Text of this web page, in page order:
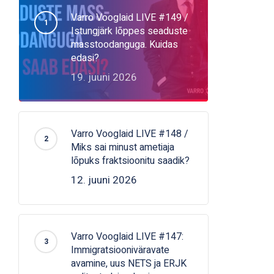
Varro Vooglaid LIVE #149 /
Istungjärk lõppes seaduste
masstoodanguga. Kuidas
edasi?
19. juuni 2026
Varro Vooglaid LIVE #148 /
Miks sai minust ametiaja
lõpuks fraktsioonitu saadik?
12. juuni 2026
Varro Vooglaid LIVE #147:
Immigratsiooniväravate
avamine, uus NETS ja ERJK